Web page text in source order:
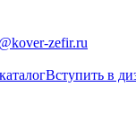
zefir.ru
Вступить в